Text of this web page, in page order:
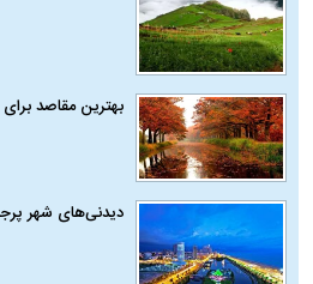
بهترین مقاصد برای
دیدنی‌های شهر